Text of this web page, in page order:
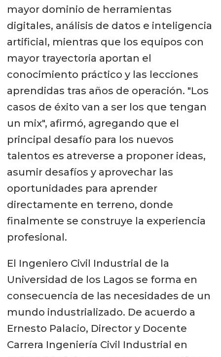
mayor dominio de herramientas
digitales, análisis de datos e inteligencia
artificial, mientras que los equipos con
mayor trayectoria aportan el
conocimiento práctico y las lecciones
aprendidas tras años de operación. "Los
casos de éxito van a ser los que tengan
un mix", afirmó, agregando que el
principal desafío para los nuevos
talentos es atreverse a proponer ideas,
asumir desafíos y aprovechar las
oportunidades para aprender
directamente en terreno, donde
finalmente se construye la experiencia
profesional.
El Ingeniero Civil Industrial de la
Universidad de los Lagos se forma en
consecuencia de las necesidades de un
mundo industrializado. De acuerdo a
Ernesto Palacio, Director y Docente
Carrera Ingeniería Civil Industrial en